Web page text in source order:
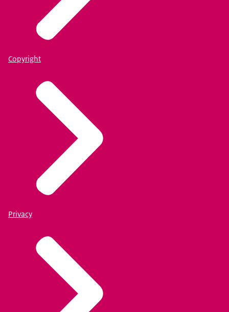
Copyright
Privacy